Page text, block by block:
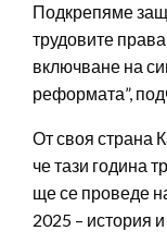
Подкрепяме
трудовите
включване на
реформата”,
От своя страна
че тази година
ще се проведе
2025 – история